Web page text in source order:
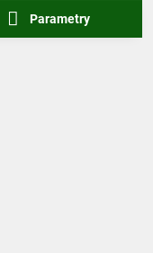
Parametry